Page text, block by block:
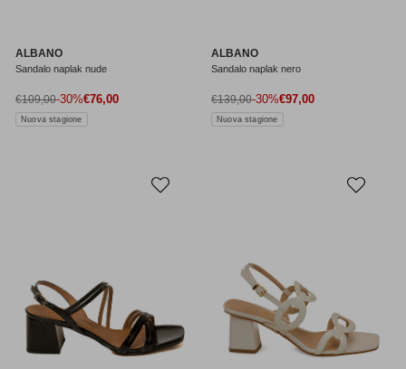
ALBANO
Sandalo naplak nude
Prezzo di vendita
€76,00
Prezzo normale
€109,00-30%
Nuova stagione
ALBANO
Sandalo naplak nero
Prezzo di vendita
€97,00
Prezzo normale
€139,00-30%
Nuova stagione